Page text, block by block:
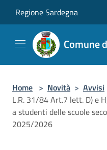
Regione Sardegna
Comune
Home > Novità > Avvisi
L.R. 31/84 Art.7 lett. D) e
a studenti delle scuole
2025/2026